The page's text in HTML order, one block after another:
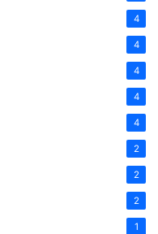
4
4
4
4
4
2
2
2
1